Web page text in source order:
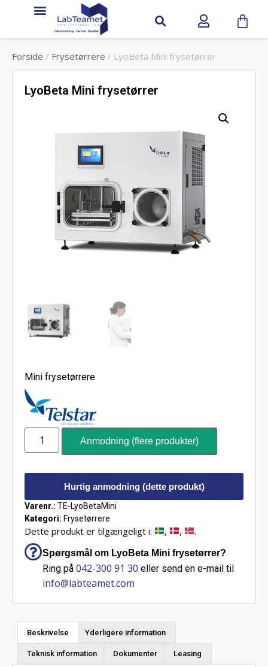
Forside / Frysetørrere / LyoBeta Mini frysetørrer
LyoBeta Mini frysetørrer
Mini frysetørrere
Anmodning (flere produkter)
Hurtig anmodning (dette produkt)
Varenr.: TE-LyoBetaMini
Kategori: Frysetørrere
Dette produkt er tilgængeligt i: , , .
Spørgsmål om LyoBeta Mini frysetørrer?
Ring på 042-300 91 30 eller send en e-mail til
info@labteamet.com
Beskrivelse Yderligere information
Teknisk information Dokumenter Leasing